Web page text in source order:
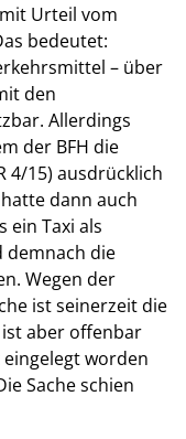
Urteil vom
bedeutet:
– über
den
Allerdings
der BFH die
4/15) ausdrücklich
dann auch
ein Taxi als
demnach die
Wegen der
ist seinerzeit die
ist aber offenbar
worden
Sache schien